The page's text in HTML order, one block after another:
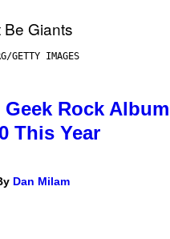
GETTY IMAGES
Rock
This Year
Dan Milam